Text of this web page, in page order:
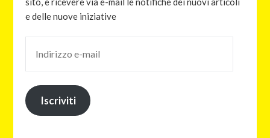
e delle nuove iniziative
Iscriviti